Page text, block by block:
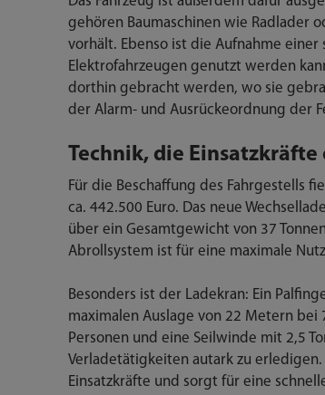
gehören Baumaschinen wie Radlader
vorhält. Ebenso ist die Aufnahme
Elektrofahrzeugen genutzt werden
dorthin gebracht werden, wo sie
der Alarm- und Ausrückeordnung der
Technik, die
Für die Beschaffung des Fahrgestells
ca. 442.500 Euro. Das neue
über ein Gesamtgewicht von 37
Abrollsystem ist für eine maximale
Besonders ist der Ladekran: Ein
maximalen Auslage von 22 Metern
Personen und eine Seilwinde mit 2,5
Verladetätigkeiten autark zu
Einsatzkräfte und sorgt für eine